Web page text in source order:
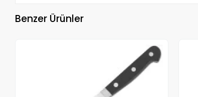
Benzer Ürünler